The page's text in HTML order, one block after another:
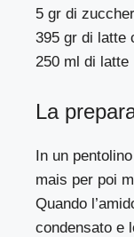
5 gr di
395 gr di latte
250 ml di latte
La
In un
mais per poi
Quando
condensato e